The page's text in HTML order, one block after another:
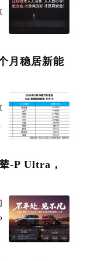
月稳居新能
-P Ultra，